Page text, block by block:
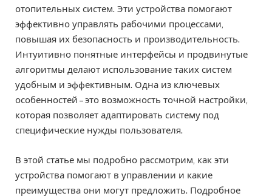
отопительных систем. Эти устройства помогают
эффективно управлять рабочими процессами,
повышая их безопасность и производительность.
Интуитивно понятные интерфейсы и продвинутые
алгоритмы делают использование таких систем
удобным и эффективным. Одна из ключевых
особенностей – это возможность точной настройки,
которая позволяет адаптировать систему под
специфические нужды пользователя.
В этой статье мы подробно рассмотрим, как эти
устройства помогают в управлении и какие
преимущества они могут предложить. Подробное